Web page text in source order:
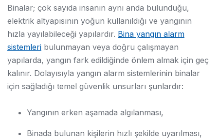
Binalar; çok sayıda insanın aynı anda bulunduğu,
elektrik altyapısının yoğun kullanıldığı ve yangının
hızla yayılabileceği yapılardır. Bina yangın alarm
sistemleri bulunmayan veya doğru çalışmayan
yapılarda, yangın fark edildiğinde önlem almak için geç
kalınır. Dolayısıyla yangın alarm sistemlerinin binalar
için sağladığı temel güvenlik unsurları şunlardır:
Yangının erken aşamada algılanması,
Binada bulunan kişilerin hızlı şekilde uyarılması,